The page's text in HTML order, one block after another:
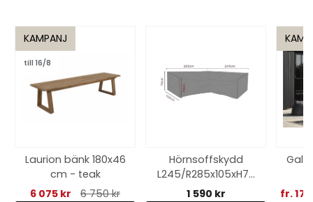
KAMPANJ
till 16/8
Laurion bänk 180x46
cm - teak
6 075 kr
6 750 kr
Hörnsoffskydd
L245/R285x105xH70
cm, andas - svart
1 590 kr fr. 17